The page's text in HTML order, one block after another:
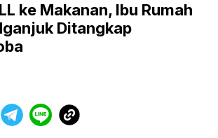
ke Makanan, Ibu Rumah
Ditangkap